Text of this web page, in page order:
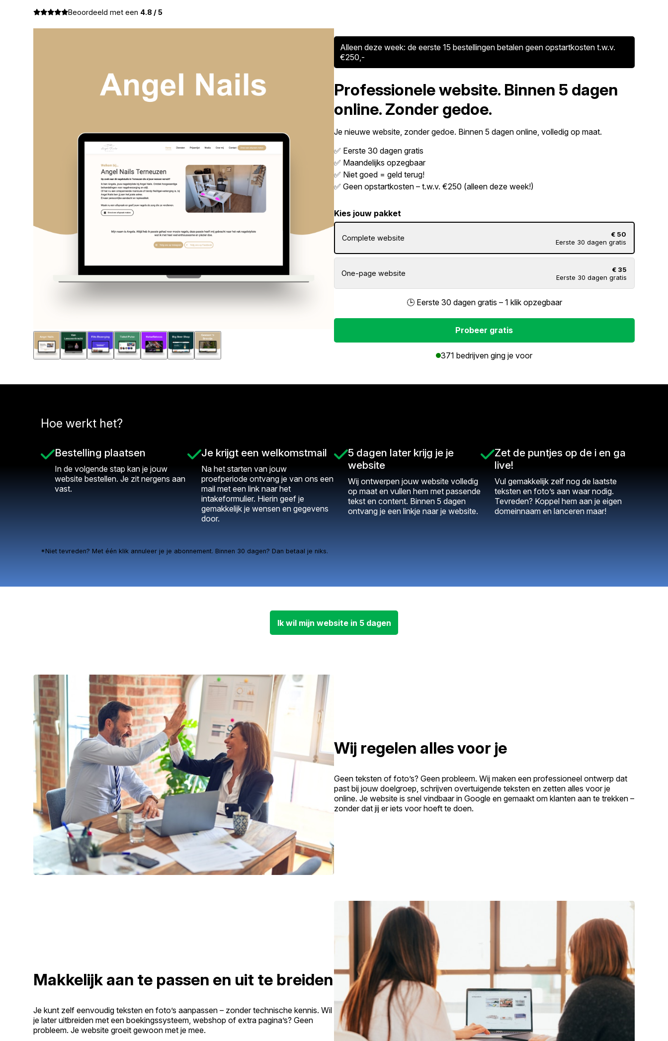
Beoordeeld met een 4.8 / 5
Alleen deze week: de eerste 15 bestellingen betalen geen opstartkosten t.w.v.
€250,-
Professionele website. Binnen 5 dagen
online. Zonder gedoe.
Je nieuwe website, zonder gedoe. Binnen 5 dagen online, volledig op maat.
✅ Eerste 30 dagen gratis
✅ Maandelijks opzegbaar
✅ Niet goed = geld terug!
✅ Geen opstartkosten – t.w.v. €250 (alleen deze week!)
Kies jouw pakket
Complete website
€ 50
Eerste 30 dagen gratis
One-page website
€ 35
Eerste 30 dagen gratis
🕒 Eerste 30 dagen gratis – 1 klik opzegbaar
Probeer gratis
371 bedrijven ging je voor
Hoe werkt het?
Bestelling plaatsen
In de volgende stap kan je jouw
website bestellen. Je zit nergens aan
vast.
Je krijgt een welkomstmail
Na het starten van jouw
proefperiode ontvang je van ons een
mail met een link naar het
intakeformulier. Hierin geef je
gemakkelijk je wensen en gegevens
door.
5 dagen later krijg je je
website
Wij ontwerpen jouw website volledig
op maat en vullen hem met passende
tekst en content. Binnen 5 dagen
ontvang je een linkje naar je website.
Zet de puntjes op de i en ga
live!
Vul gemakkelijk zelf nog de laatste
teksten en foto’s aan waar nodig.
Tevreden? Koppel hem aan je eigen
domeinnaam en lanceren maar!
*Niet tevreden? Met één klik annuleer je je abonnement. Binnen 30 dagen? Dan betaal je niks.
Ik wil mijn website in 5 dagen
Wij regelen alles voor je
Geen teksten of foto’s? Geen probleem. Wij maken een professioneel ontwerp dat
past bij jouw doelgroep, schrijven overtuigende teksten en zetten alles voor je
online. Je website is snel vindbaar in Google en gemaakt om klanten aan te trekken –
zonder dat jij er iets voor hoeft te doen.
Makkelijk aan te passen en uit te breiden
Je kunt zelf eenvoudig teksten en foto’s aanpassen – zonder technische kennis. Wil
je later uitbreiden met een boekingssysteem, webshop of extra pagina’s? Geen
probleem. Je website groeit gewoon met je mee.